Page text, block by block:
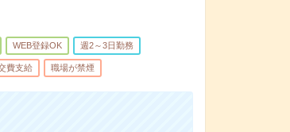
WEB登録OK 週2～3日勤務
費支給 職場が禁煙